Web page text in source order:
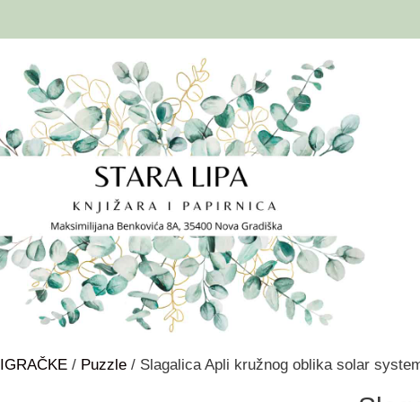
IGRAČKE / Puzzle / Slagalica Apli kružnog oblika solar